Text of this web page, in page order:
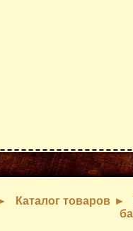
Каталог товаров